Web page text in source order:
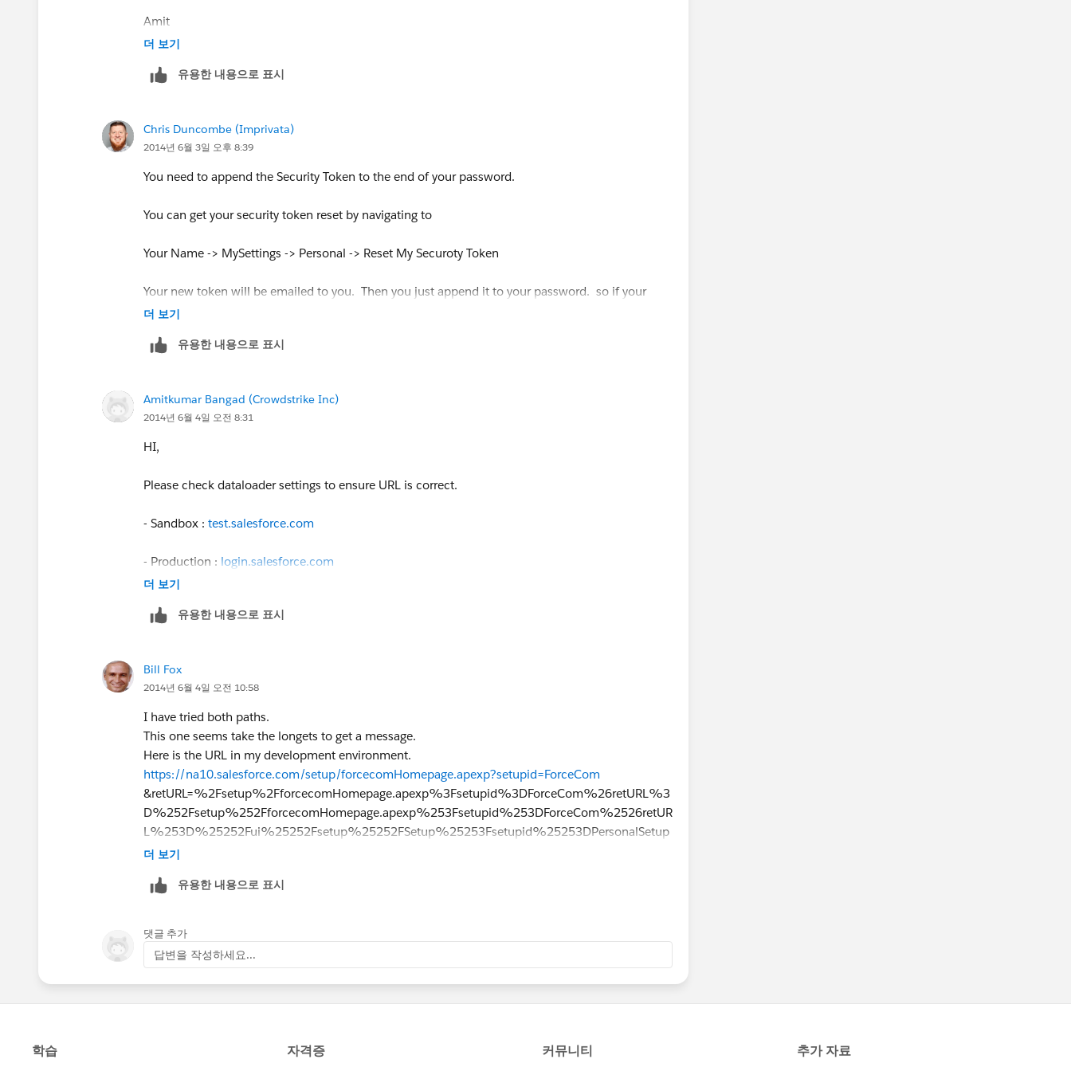
Amit
더 보기
유용한 내용으로 표시
Chris Duncombe (Imprivata)
2014년 6월 3일 오후 8:39
You need to append the Security Token to the end of your password.
You can get your security token reset by navigating to
Your Name -> MySettings -> Personal -> Reset My Securoty Token
Your new token will be emailed to you. Then you just append it to your password. so if your
password was 'red123' and your security token was 't6ah2t3hndeike8',
then your password for dataloader will be
더 보기
유용한 내용으로 표시
Amitkumar Bangad (Crowdstrike Inc)
2014년 6월 4일 오전 8:31
HI,
Please check dataloader settings to ensure URL is correct.
- Sandbox : test.salesforce.com
- Production : login.salesforce.com
더 보기
유용한 내용으로 표시
Bill Fox
2014년 6월 4일 오전 10:58
I have tried both paths.
This one seems take the longets to get a message.
Here is the URL in my development environment.
https://na10.salesforce.com/setup/forcecomHomepage.apexp?setupid=ForceCom
&retURL=%2Fsetup%2FforcecomHomepage.apexp%3Fsetupid%3DForceCom%26retURL%3
D%252Fsetup%252FforcecomHomepage.apexp%253Fsetupid%253DForceCom%2526retUR
L%253D%25252Fui%25252Fsetup%25252FSetup%25253Fsetupid%25253DPersonalSetup
Bill
더 보기
유용한 내용으로 표시
댓글 추가
답변을 작성하세요...